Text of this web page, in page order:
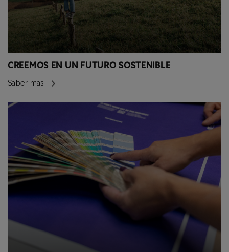
CREEMOS EN UN FUTURO SOSTENIBLE
Saber mas